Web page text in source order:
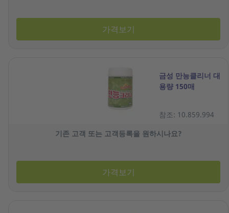
가격보기
금성 만능클리너 대
용량 150매
참조: 10.859.994
기존 고객 또는 고객등록을 원하시나요?
가격보기